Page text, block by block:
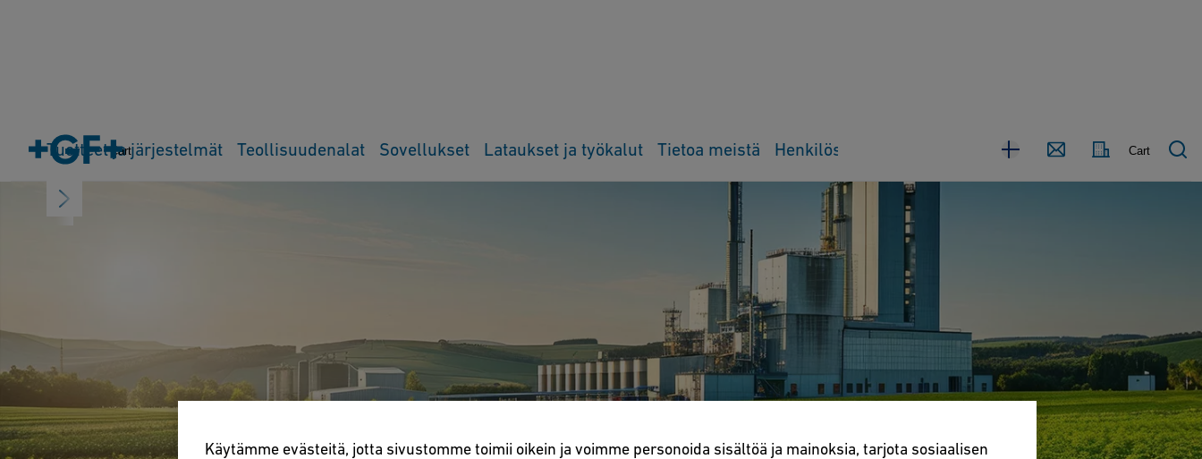
Cart
yhteyttä
Cart
Tuotteet ja järjestelmät Teollisuudenalat Sovellukset Lataukset ja työkalut Tietoa meistä Henkilöstö
Käytämme evästeitä, jotta sivustomme toimii oikein ja voimme personoida sisältöä ja mainoksia, tarjota sosiaalisen